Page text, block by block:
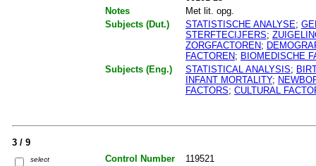
Notes
Met lit. opg.
Subjects (Dut.)
STATISTISCHE ANALYSE;
STERFTECIJFERS;
ZORGFACTOREN;
FACTOREN; BIOMEDISCHE
Subjects (Eng.)
STATISTICAL ANALYSIS;
INFANT MORTALITY;
FACTORS; CULTURAL
3 / 9
select Control Number
119521